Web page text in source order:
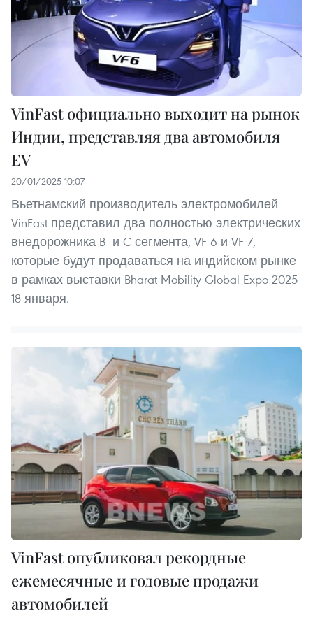
VinFast официально выходит на рынок
Индии, представляя два автомобиля
EV
20/01/2025 10:07
Вьетнамский производитель электромобилей
VinFast представил два полностью электрических
внедорожника B- и C-сегмента, VF 6 и VF 7,
которые будут продаваться на индийском рынке
в рамках выставки Bharat Mobility Global Expo 2025
18 января.
VinFast опубликовал рекордные
ежемесячные и годовые продажи
автомобилей